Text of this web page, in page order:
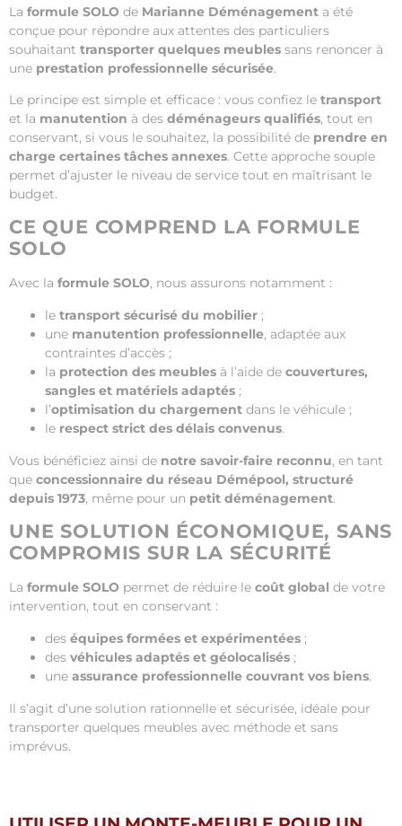
La formule SOLO de Marianne Déménagement a été
conçue pour répondre aux attentes des particuliers
souhaitant transporter quelques meubles sans renoncer à
une prestation professionnelle sécurisée.
Le principe est simple et efficace : vous confiez le transport
et la manutention à des déménageurs qualifiés, tout en
conservant, si vous le souhaitez, la possibilité de prendre en
charge certaines tâches annexes. Cette approche souple
permet d’ajuster le niveau de service tout en maîtrisant le
budget.
CE QUE COMPREND LA FORMULE
SOLO
Avec la formule SOLO, nous assurons notamment :
le transport sécurisé du mobilier ;
une manutention professionnelle, adaptée aux
contraintes d’accès ;
la protection des meubles à l’aide de couvertures,
sangles et matériels adaptés ;
l’optimisation du chargement dans le véhicule ;
le respect strict des délais convenus.
Vous bénéficiez ainsi de notre savoir-faire reconnu, en tant
que concessionnaire du réseau Démépool, structuré
depuis 1973, même pour un petit déménagement.
UNE SOLUTION ÉCONOMIQUE, SANS
COMPROMIS SUR LA SÉCURITÉ
La formule SOLO permet de réduire le coût global de votre
intervention, tout en conservant :
des équipes formées et expérimentées ;
des véhicules adaptés et géolocalisés ;
une assurance professionnelle couvrant vos biens.
Il s’agit d’une solution rationnelle et sécurisée, idéale pour
transporter quelques meubles avec méthode et sans
imprévus.